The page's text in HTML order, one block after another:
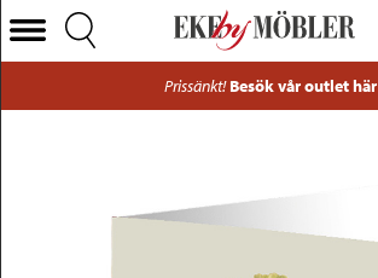
Ginkgo nyckelpiga litet kort 7,5x7,5 cm
Välj Kategori
Prissänkt! Besök vår outlet här